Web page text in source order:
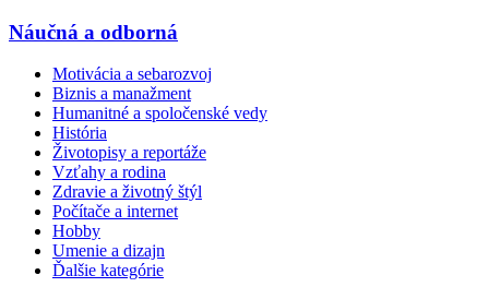
Náučná a odborná
Motivácia a sebarozvoj
Biznis a manažment
Humanitné a spoločenské vedy
História
Životopisy a reportáže
Vzťahy a rodina
Zdravie a životný štýl
Počítače a internet
Hobby
Umenie a dizajn
Ďalšie kategórie